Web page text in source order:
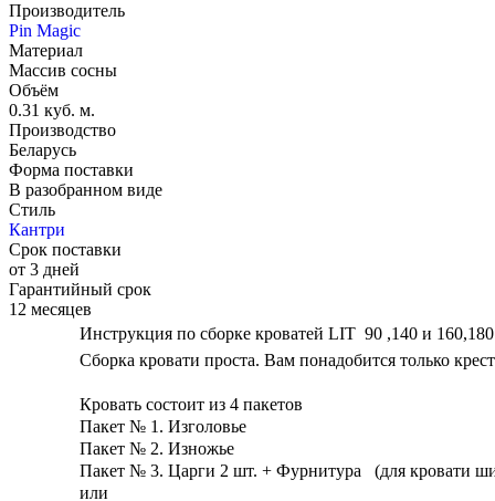
Производитель
Pin Magic
Материал
Массив сосны
Объём
0.31 куб. м.
Производство
Беларусь
Форма поставки
В разобранном виде
Стиль
Кантри
Срок поставки
от 3 дней
Гарантийный срок
12 месяцев
Инструкция по сборке кроватей LIT 90 ,140 и
Сборка кровати проста. Вам понадобится только
Кровать состоит из 4 пакетов
Пакет № 1. Изголовье
Пакет № 2. Изножье
Пакет № 3. Царги 2 шт. + Фурнитура (для кровати
или